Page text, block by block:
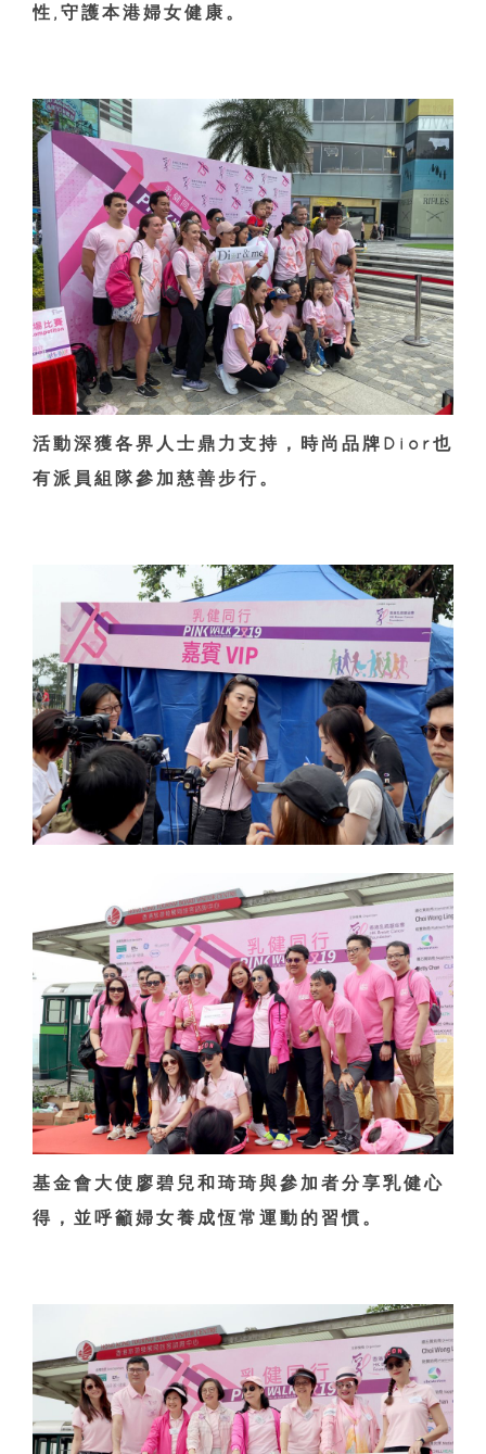
性,守護本港婦女健康。
活動深獲各界人士鼎力支持，時尚品牌Dior也
有派員組隊參加慈善步行。
基金會大使廖碧兒和琦琦與參加者分享乳健心
得，並呼籲婦女養成恆常運動的習慣。